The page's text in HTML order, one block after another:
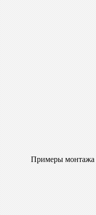
Примеры монтажа